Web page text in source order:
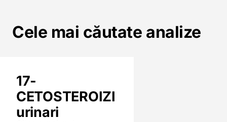
Cele mai căutate analize
17-
CETOSTEROIZI
urinari